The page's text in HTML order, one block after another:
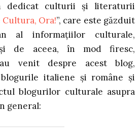
dedicat culturii și literaturii
Cultura, Ora!”, care este găzduit
al informațiilor culturale,
de aceea, în mod firesc,
venit despre acest blog,
italiene și române și
blogurilor culturale asupra
general: